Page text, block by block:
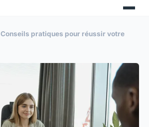
Conseils pratiques pour réussir votre